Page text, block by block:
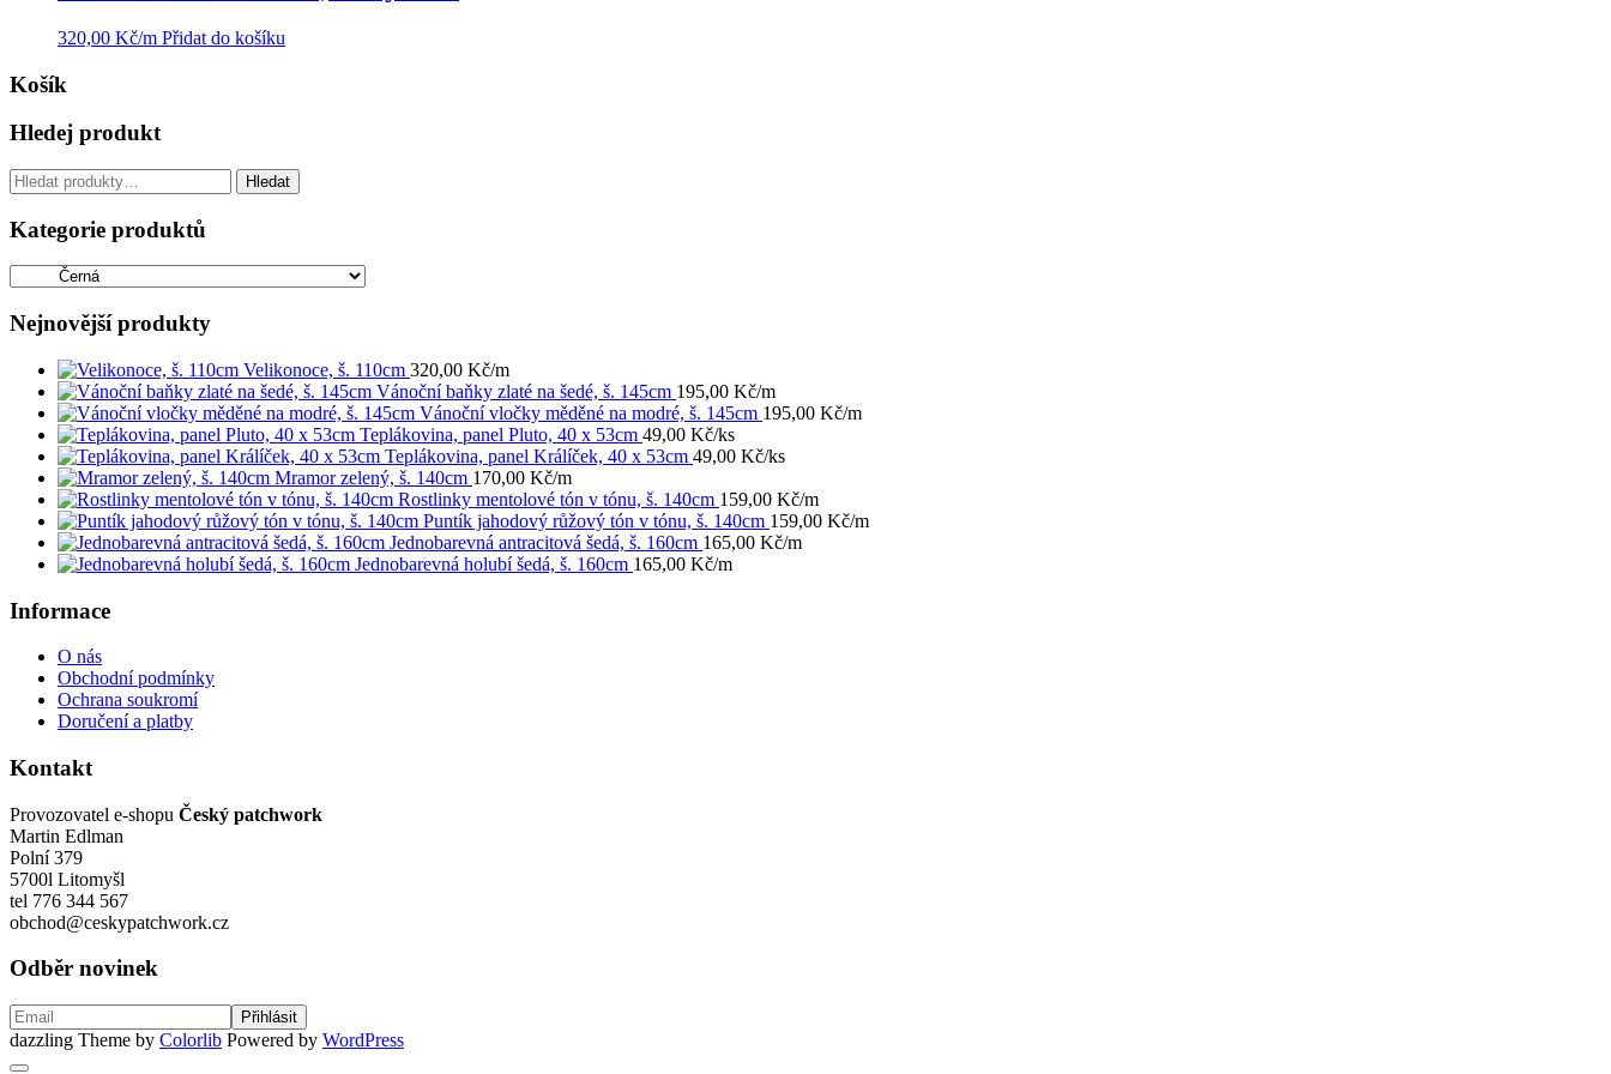
320,00 Kč/m Přidat do košíku
Košík
Hledej produkt
Hledat: Hledat
Kategorie produktů
Nejnovější produkty
Velikonoce, š. 110cm 320,00 Kč/m
Vánoční baňky zlaté na šedé, š. 145cm 195,00 Kč/m
Vánoční vločky měděné na modré, š. 145cm 195,00 Kč/m
Teplákovina, panel Pluto, 40 x 53cm 49,00 Kč/ks
Teplákovina, panel Králíček, 40 x 53cm 49,00 Kč/ks
Mramor zelený, š. 140cm 170,00 Kč/m
Rostlinky mentolové tón v tónu, š. 140cm 159,00 Kč/m
Puntík jahodový růžový tón v tónu, š. 140cm 159,00 Kč/m
Jednobarevná antracitová šedá, š. 160cm 165,00 Kč/m
Jednobarevná holubí šedá, š. 160cm 165,00 Kč/m
Informace
O nás
Obchodní podmínky
Ochrana soukromí
Doručení a platby
Kontakt
Provozovatel e-shopu Český patchwork
Martin Edlman
Polní 379
5700l Litomyšl
tel 776 344 567
obchod@ceskypatchwork.cz
Odběr novinek
dazzling Theme by Colorlib Powered by WordPress